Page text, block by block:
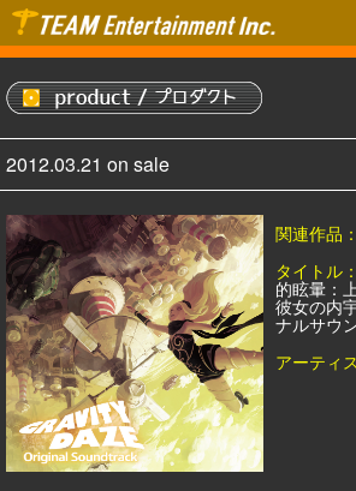
2012.03.21 on sale
関連作品：
タイトル：
的眩暈：
彼女の内
ナルサウ
アーティ